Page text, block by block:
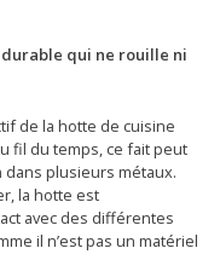
qui ne rouille ni
de la hotte de cuisine
fil du temps, ce fait peut
dans plusieurs métaux.
la hotte est
avec des différentes
il n’est pas un matériel